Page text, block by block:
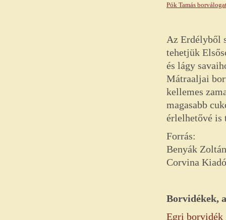
Pók Tamás
Az Erdélyből
tehetjük
és lágy
Mátraaljai
kellemes
magasabb
érlelhetővé is
Forrás:
Benyák
Corvina
Borvidékek,
Egri borvidék